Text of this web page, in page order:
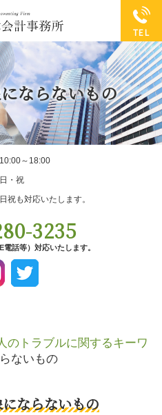
ならないもの
～18:00
・祝
祝も対応いたします。
3235
話等）対応いたします。
のトラブルに関するキーワ
ないもの
ならないもの